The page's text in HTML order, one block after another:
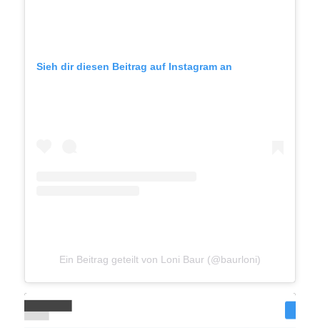
Sieh dir diesen Beitrag auf Instagram an
Ein Beitrag geteilt von Loni Baur (@baurloni)